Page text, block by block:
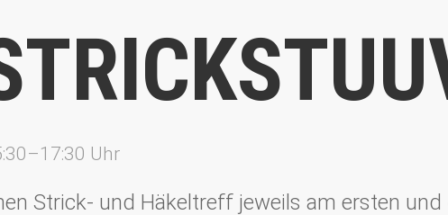
Uhr
Strick- und Häkeltreff jeweils am ersten